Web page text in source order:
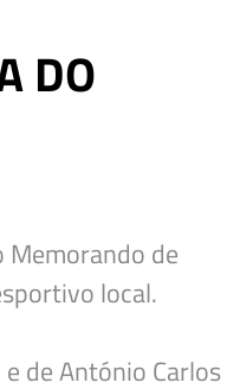
DO
Memorando de
local.
de António Carlos